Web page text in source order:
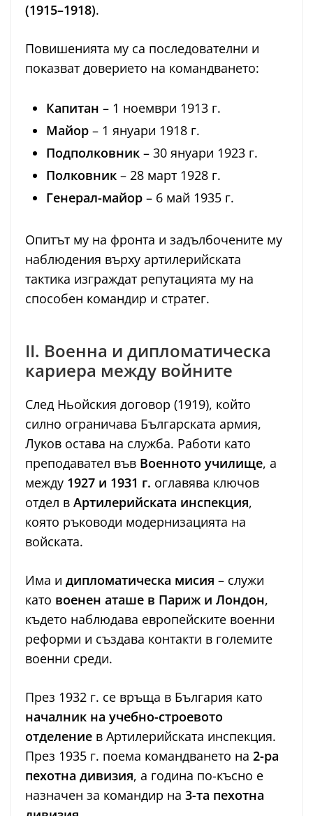
(1915–1918).
Повишенията му са последователни и
показват доверието на командването:
Капитан – 1 ноември 1913 г.
Майор – 1 януари 1918 г.
Подполковник – 30 януари 1923 г.
Полковник – 28 март 1928 г.
Генерал-майор – 6 май 1935 г.
Опитът му на фронта и задълбочените му
наблюдения върху артилерийската
тактика изграждат репутацията му на
способен командир и стратег.
II. Военна и дипломатическа
кариера между войните
След Ньойския договор (1919), който
силно ограничава Българската армия,
Луков остава на служба. Работи като
преподавател във Военното училище, а
между 1927 и 1931 г. оглавява ключов
отдел в Артилерийската инспекция,
която ръководи модернизацията на
войската.
Има и дипломатическа мисия – служи
като военен аташе в Париж и Лондон,
където наблюдава европейските военни
реформи и създава контакти в големите
военни среди.
През 1932 г. се връща в България като
началник на учебно-строевото
отделение в Артилерийската инспекция.
През 1935 г. поема командването на 2-ра
пехотна дивизия, а година по-късно е
назначен за командир на 3-та пехотна